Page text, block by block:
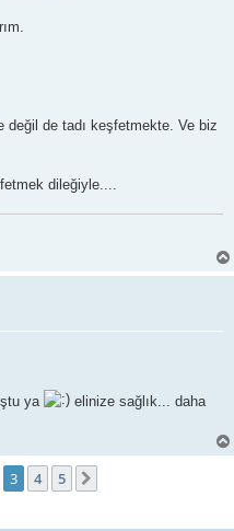
değil de tadı keşfetmekte. Ve biz
dileğiyle....
ya
elinize sağlık... daha
3 4 5